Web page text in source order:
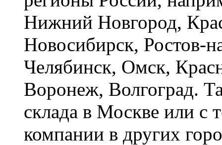
Нижний Новгород,
Новосибирск, Ростов-
Челябинск, Омск,
Воронеж, Волгоград.
склада в Москве или с
компании в других